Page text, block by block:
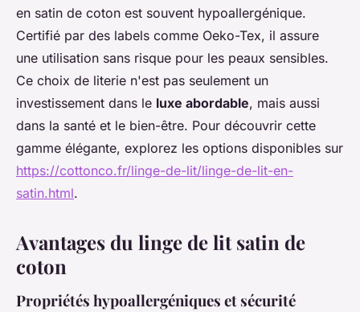
en satin de coton est souvent hypoallergénique.
Certifié par des labels comme Oeko-Tex, il assure
une utilisation sans risque pour les peaux sensibles.
Ce choix de literie n'est pas seulement un
investissement dans le luxe abordable, mais aussi
dans la santé et le bien-être. Pour découvrir cette
gamme élégante, explorez les options disponibles sur
https://cottonco.fr/linge-de-lit/linge-de-lit-en-
satin.html.
Avantages du linge de lit satin de
coton
Propriétés hypoallergéniques et sécurité